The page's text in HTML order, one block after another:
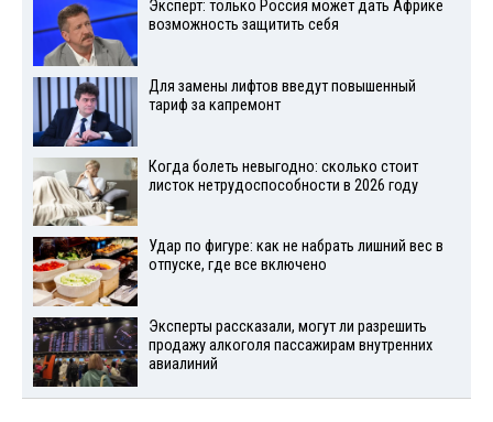
Эксперт: только Россия может дать Африке
возможность защитить себя
Для замены лифтов введут повышенный
тариф за капремонт
Когда болеть невыгодно: сколько стоит
листок нетрудоспособности в 2026 году
Удар по фигуре: как не набрать лишний вес в
отпуске, где все включено
Эксперты рассказали, могут ли разрешить
продажу алкоголя пассажирам внутренних
авиалиний